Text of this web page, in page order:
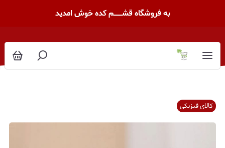
به فروشگاه قشــــــــم کده خوش امدید
کالای فیزیکی